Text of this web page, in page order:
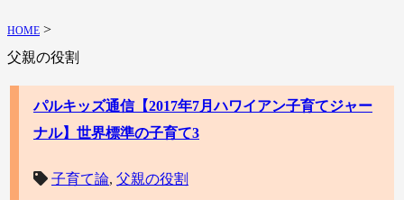
HOME >
父親の役割
パルキッズ通信【2017年7月ハワイアン子育てジャー
ナル】世界標準の子育て3
子育て論, 父親の役割